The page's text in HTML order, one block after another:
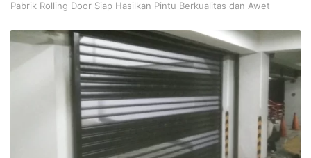
Pabrik Rolling Door Siap Hasilkan Pintu Berkualitas dan Awet